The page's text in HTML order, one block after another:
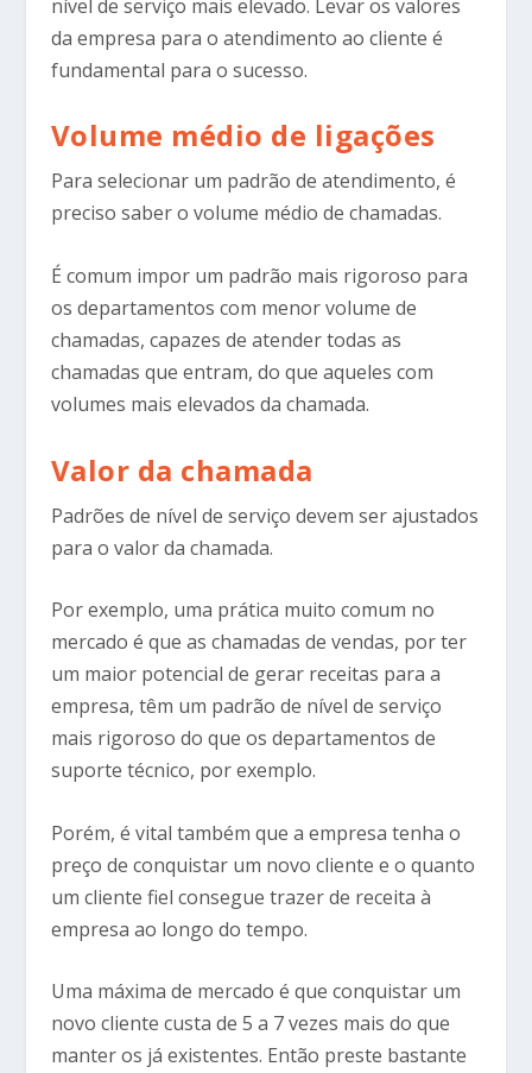
nível de serviço mais elevado. Levar os valores
da empresa para o atendimento ao cliente é
fundamental para o sucesso.
Volume médio de ligações
Para selecionar um padrão de atendimento, é
preciso saber o volume médio de chamadas.
É comum impor um padrão mais rigoroso para
os departamentos com menor volume de
chamadas, capazes de atender todas as
chamadas que entram, do que aqueles com
volumes mais elevados da chamada.
Valor da chamada
Padrões de nível de serviço devem ser ajustados
para o valor da chamada.
Por exemplo, uma prática muito comum no
mercado é que as chamadas de vendas, por ter
um maior potencial de gerar receitas para a
empresa, têm um padrão de nível de serviço
mais rigoroso do que os departamentos de
suporte técnico, por exemplo.
Porém, é vital também que a empresa tenha o
preço de conquistar um novo cliente e o quanto
um cliente fiel consegue trazer de receita à
empresa ao longo do tempo.
Uma máxima de mercado é que conquistar um
novo cliente custa de 5 a 7 vezes mais do que
manter os já existentes. Então preste bastante